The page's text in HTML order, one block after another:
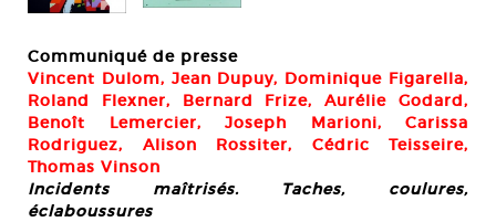
Communiqué de presse
Vincent Dulom, Jean Dupuy, Dominique Figarella,
Roland Flexner, Bernard Frize, Aurélie Godard,
Benoît Lemercier, Joseph Marioni, Carissa
Rodriguez, Alison Rossiter, Cédric Teisseire,
Thomas Vinson
Incidents maîtrisés. Taches, coulures,
éclaboussures